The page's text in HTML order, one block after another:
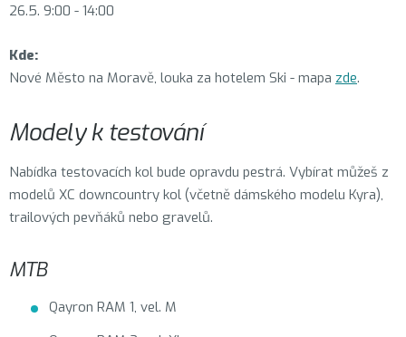
26.5. 9:00 - 14:00
Kde:
Nové Město na Moravě, louka za hotelem Ski - mapa zde.
Modely k testování
Nabídka testovacích kol bude opravdu pestrá. Vybírat můžeš z
modelů XC downcountry kol (včetně dámského modelu Kyra),
trailových pevňáků nebo gravelů.
MTB
Qayron RAM 1, vel. M